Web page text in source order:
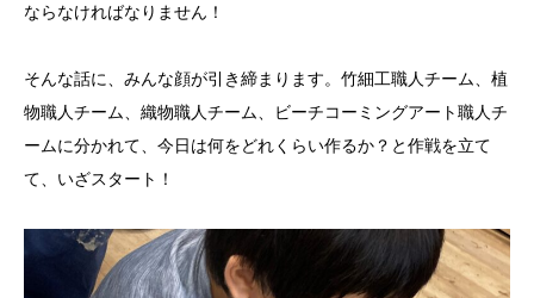
ならなければなりません！
そんな話に、みんな顔が引き締まります。竹細工職人チーム、植
物職人チーム、織物職人チーム、ビーチコーミングアート職人チ
ームに分かれて、今日は何をどれくらい作るか？と作戦を立て
て、いざスタート！